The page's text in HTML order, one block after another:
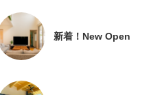
新着！New Open